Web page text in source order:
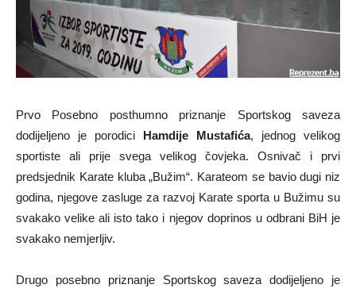
Prvo Posebno posthumno priznanje Sportskog saveza
dodijeljeno je porodici Hamdije Mustafića, jednog velikog
sportiste ali prije svega velikog čovjeka. Osnivač i prvi
predsjednik Karate kluba „Bužim“. Karateom se bavio dugi niz
godina, njegove zasluge za razvoj Karate sporta u Bužimu su
svakako velike ali isto tako i njegov doprinos u odbrani BiH je
svakako nemjerljiv.
Drugo posebno priznanje Sportskog saveza dodijeljeno je